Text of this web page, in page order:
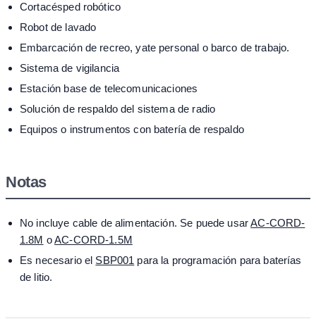
Cortacésped robótico
Robot de lavado
Embarcación de recreo, yate personal o barco de trabajo.
Sistema de vigilancia
Estación base de telecomunicaciones
Solución de respaldo del sistema de radio
Equipos o instrumentos con batería de respaldo
Notas
No incluye cable de alimentación. Se puede usarAC-CORD-
1.8M oAC-CORD-1.5M
Es necesario el SBP001 para la programación para baterías
de litio.